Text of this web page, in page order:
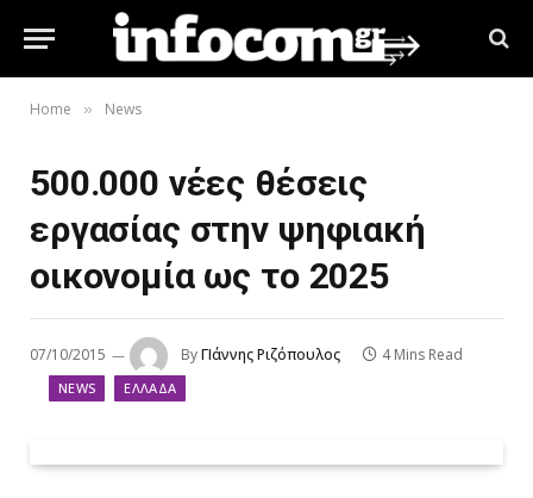
Home » News
500.000 νέες θέσεις
εργασίας στην ψηφιακή
οικονομία ως το 2025
07/10/2015 ByΓΙάννης Ριζόπουλος 4 Mins Read
NEWS ΕΛΛΆΔΑ